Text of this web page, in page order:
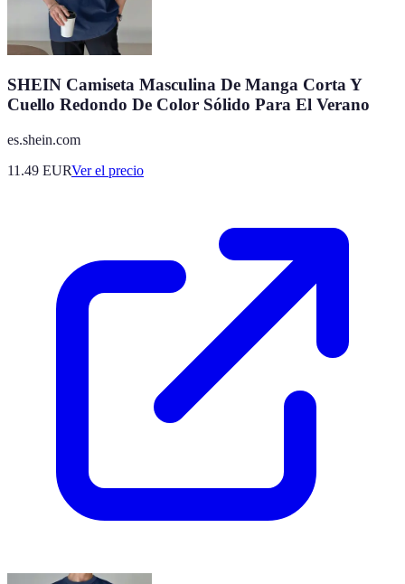
SHEIN Camiseta Masculina De Manga Corta Y
Cuello Redondo De Color Sólido Para El Verano
es.shein.com
11.49 EURVer el precio